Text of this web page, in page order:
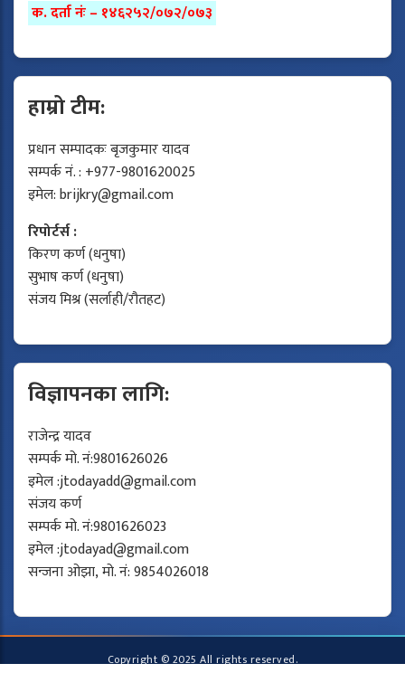
क. दर्ता नंः – १४६२५२/०७२/०७३
हाम्रो टीम:
प्रधान सम्पादकः बृजकुमार यादव
सम्पर्क नं. : +977-9801620025
इमेल:brijkry@gmail.com
रिपोर्टर्स :
किरण कर्ण (धनुषा)
सुभाष कर्ण (धनुषा)
संजय मिश्र (सर्लाही/रौतहट)
विज्ञापनका लागि:
राजेन्द्र यादव
सम्पर्क मो. नं:9801626026
इमेल :jtodayadd@gmail.com
संजय कर्ण
सम्पर्क मो. नं:9801626023
इमेल :jtodayad@gmail.com
सन्जना ओझा, मो. नं: 9854026018
Copyright © 2025 All rights reserved.